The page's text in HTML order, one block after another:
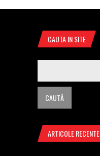
CAUTA IN SITE
ARTICOLE RECENTE